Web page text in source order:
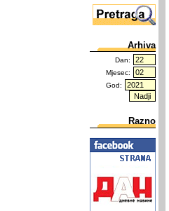
Arhiva
Dan:
Mjesec:
God:
Razno